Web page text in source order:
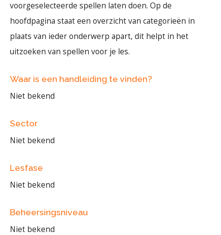
voorgeselecteerde spellen laten doen. Op de
hoofdpagina staat een overzicht van categorieën in
plaats van ieder onderwerp apart, dit helpt in het
uitzoeken van spellen voor je les.
Waar is een handleiding te vinden?
Niet bekend
Sector
Niet bekend
Lesfase
Niet bekend
Beheersingsniveau
Niet bekend